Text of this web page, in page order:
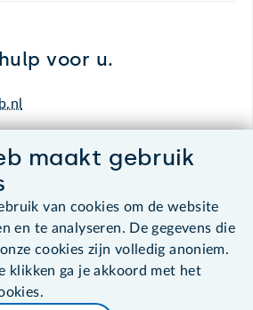
voor u.
maakt gebruik
van cookies om de website
en te analyseren. De gegevens die
cookies zijn volledig anoniem.
klikken ga je akkoord met het